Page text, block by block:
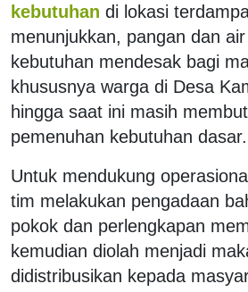
kebutuhan di lokasi
menunjukkan, pangan dan
kebutuhan mendesak bagi
khususnya warga di Desa
hingga saat ini masih
pemenuhan kebutuhan dasar.
Untuk mendukung
tim melakukan pengadaan
pokok dan perlengkapan
kemudian diolah menjadi
didistribusikan kepada